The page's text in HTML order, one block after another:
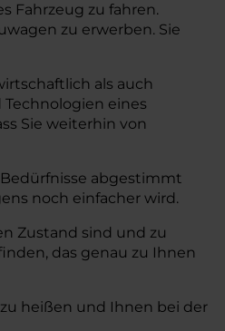
Fahrzeug zu fahren.
zu erwerben. Sie
als auch
eines
Sie weiterhin von
abgestimmt
noch einfacher wird.
Zustand sind und zu
das genau zu Ihnen
heißen und Ihnen bei der